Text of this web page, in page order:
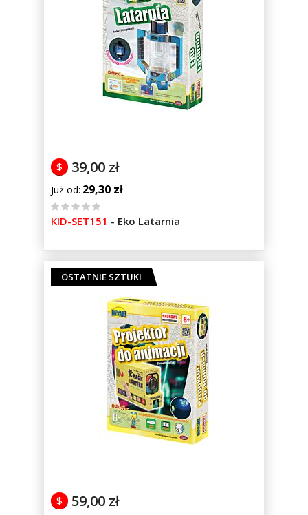
39,00 zł
$
Już od 29,30 zł
%
KID-SET151 - Eko Latarnia
OSTATNIE SZTUKI
59,00 zł
$